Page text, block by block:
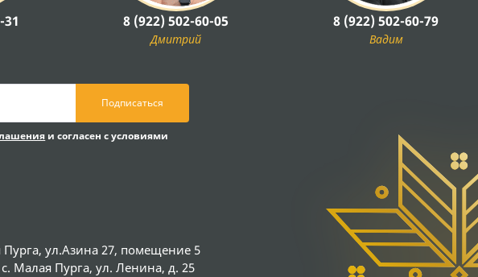
31 8 (922) 502-60-05
Дмитрий
8 (922) 502-60-79
Вадим
Подписаться
и согласен с условиями
ул.Азина 27, помещение 5
Малая Пурга, ул. Ленина, д. 25